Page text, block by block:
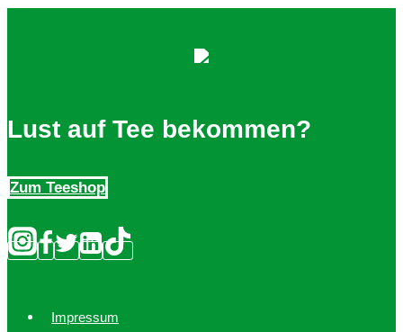
Lust auf Tee bekommen?
Zum Teeshop
Impressum